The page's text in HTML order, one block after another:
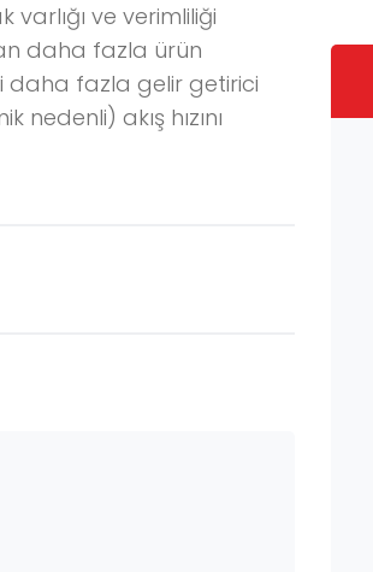
ve verimliliği
daha fazla ürün
daha fazla gelir getirici
akış hızını